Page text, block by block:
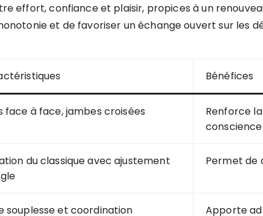
effort, confiance et plaisir, propices à un
et de favoriser un échange ouvert sur les
Bénéfices
face à face, jambes croisées
Renforce
conscience
du classique avec ajustement
Permet de
souplesse et coordination Apporte